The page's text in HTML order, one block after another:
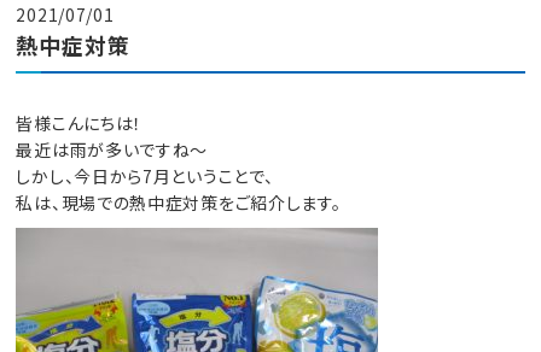
2021/07/01
熱中症対策
皆様こんにちは！
最近は雨が多いですね～
しかし、今日から7月ということで、
私は、現場での熱中症対策をご紹介します。